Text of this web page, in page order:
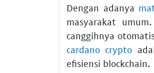
Dengan adanya
masyarakat
canggihnya
cardano crypto
efisiensi blockchain.